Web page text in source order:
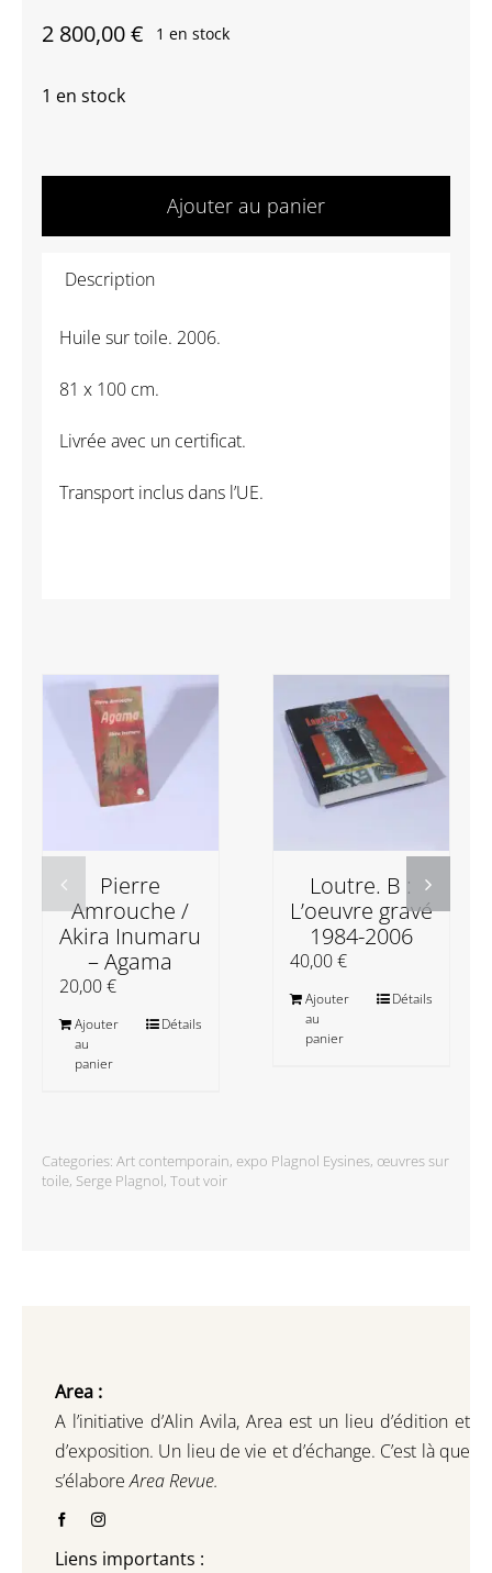
2 800,00€ 1 en stock
1 en stock
de
Ajouter au panier
Description
Huile sur toile. 2006.
81 x 100 cm.
Livrée avec un certificat.
Transport inclus dans l’UE.
Pierre
Amrouche /
Akira Inumaru
– Agama
20,00€
Ajouter
au
panier
Détails
Loutre. B :
L’oeuvre gravé
1984-2006
40,00€
Ajouter
au
panier
Détails
Categories: Art contemporain, expo Plagnol Eysines, œuvres sur
toile, Serge Plagnol, Tout voir
Area :
A l’initiative d’Alin Avila, Area est un lieu d’édition et
d’exposition. Un lieu de vie et d’échange. C’est là que
s’élaboreArea Revue.
Liens importants :